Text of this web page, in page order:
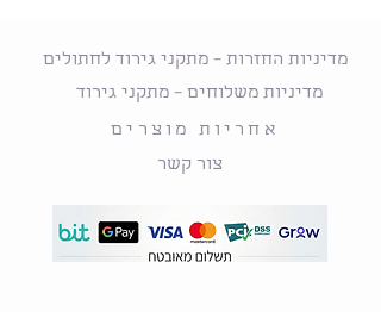
מדיניות החזרות – מתקני גירוד לחתולים
מדיניות משלוחים – מתקני גירוד
אחריות מוצרים
צור קשר